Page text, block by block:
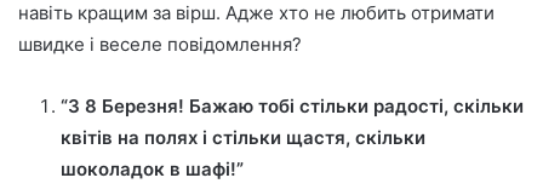
навіть кращим за вірш. Адже хто не любить отримати
швидке і веселе повідомлення?
“З 8 Березня! Бажаю тобі стільки радості, скільки
квітів на полях і стільки щастя, скільки
шоколадок в шафі!”